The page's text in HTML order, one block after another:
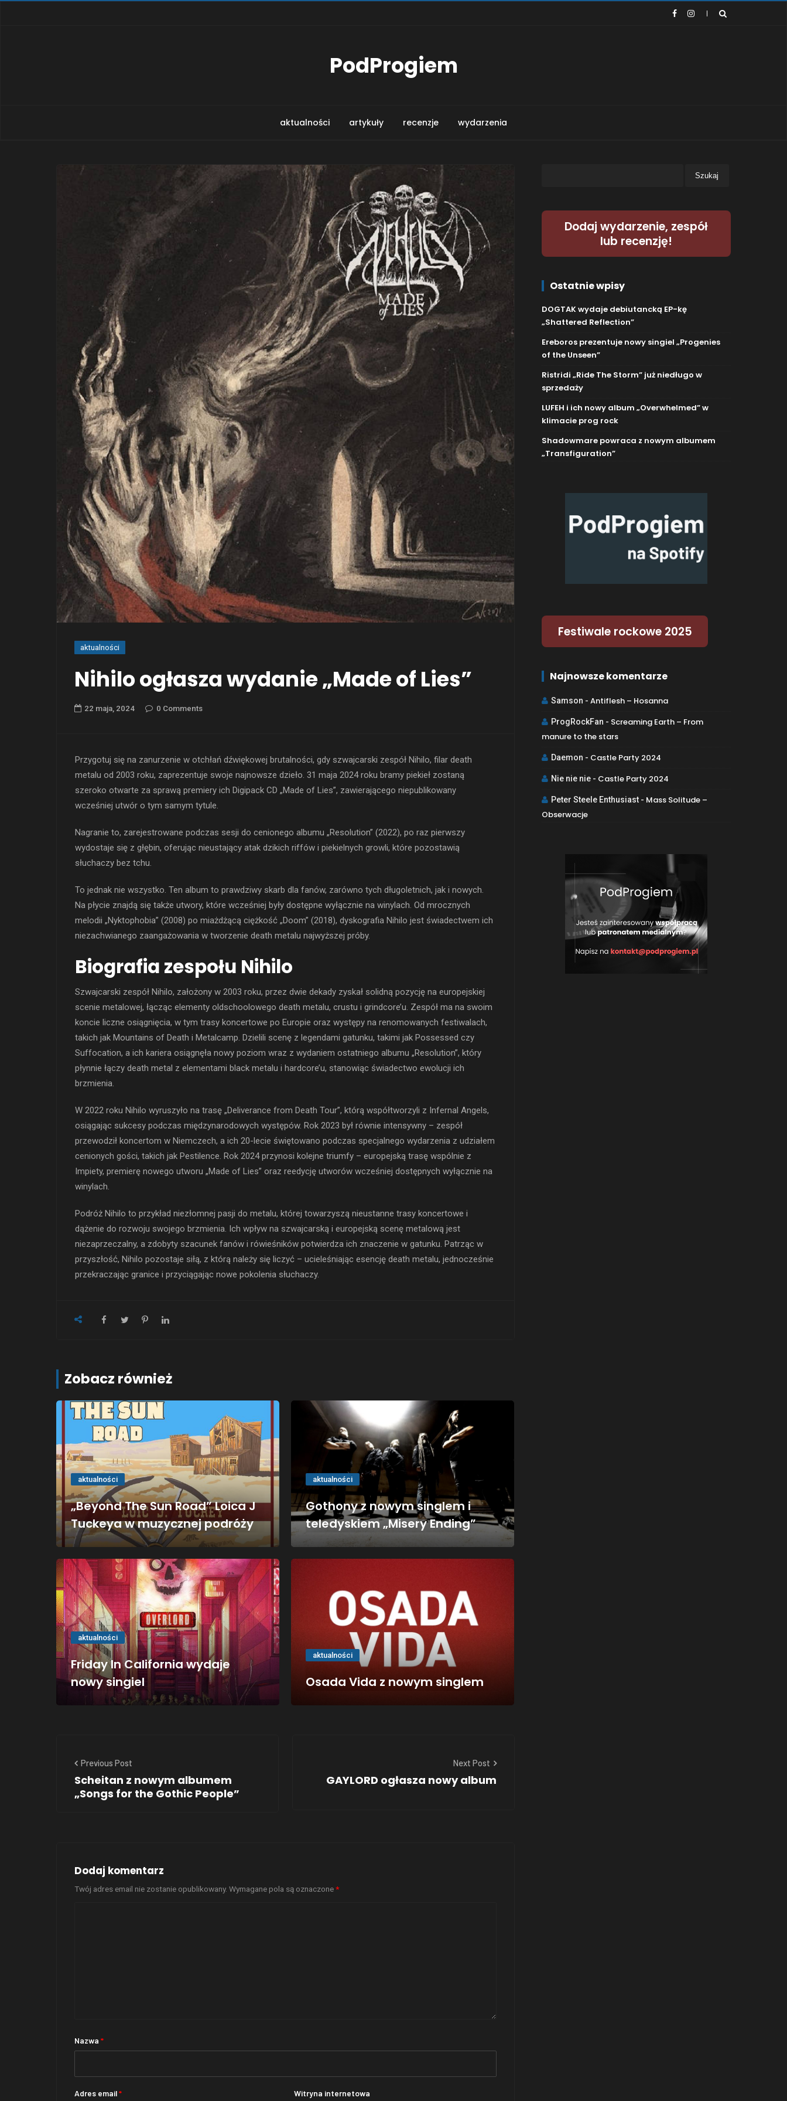
PodProgiem
aktualności artykuły recenzje wydarzenia
aktualności
Nihilo ogłasza wydanie „Made of Lies”
22 maja, 2024 0 Comments
Przygotuj się na zanurzenie w otchłań dźwiękowej brutalności, gdy szwajcarski zespół Nihilo, filar death
metalu od 2003 roku, zaprezentuje swoje najnowsze dzieło. 31 maja 2024 roku bramy piekieł zostaną
szeroko otwarte za sprawą premiery ich Digipack CD „Made of Lies”, zawierającego niepublikowany
wcześniej utwór o tym samym tytule.
Nagranie to, zarejestrowane podczas sesji do cenionego albumu „Resolution” (2022), po raz pierwszy
wydostaje się z głębin, oferując nieustający atak dzikich riffów i piekielnych growli, które pozostawią
słuchaczy bez tchu.
To jednak nie wszystko. Ten album to prawdziwy skarb dla fanów, zarówno tych długoletnich, jak i nowych.
Na płycie znajdą się także utwory, które wcześniej były dostępne wyłącznie na winylach. Od mrocznych
melodii „Nyktophobia” (2008) po miażdżącą ciężkość „Doom” (2018), dyskografia Nihilo jest świadectwem ich
niezachwianego zaangażowania w tworzenie death metalu najwyższej próby.
Biografia zespołu Nihilo
Szwajcarski zespół Nihilo, założony w 2003 roku, przez dwie dekady zyskał solidną pozycję na europejskiej
scenie metalowej, łącząc elementy oldschoolowego death metalu, crustu i grindcore’u. Zespół ma na swoim
koncie liczne osiągnięcia, w tym trasy koncertowe po Europie oraz występy na renomowanych festiwalach,
takich jak Mountains of Death i Metalcamp. Dzielili scenę z legendami gatunku, takimi jak Possessed czy
Suffocation, a ich kariera osiągnęła nowy poziom wraz z wydaniem ostatniego albumu „Resolution”, który
płynnie łączy death metal z elementami black metalu i hardcore’u, stanowiąc świadectwo ewolucji ich
brzmienia.
W 2022 roku Nihilo wyruszyło na trasę „Deliverance from Death Tour”, którą współtworzyli z Infernal Angels,
osiągając sukcesy podczas międzynarodowych występów. Rok 2023 był równie intensywny – zespół
przewodził koncertom w Niemczech, a ich 20-lecie świętowano podczas specjalnego wydarzenia z udziałem
cenionych gości, takich jak Pestilence. Rok 2024 przynosi kolejne triumfy – europejską trasę wspólnie z
Impiety, premierę nowego utworu „Made of Lies” oraz reedycję utworów wcześniej dostępnych wyłącznie na
winylach.
Podróż Nihilo to przykład niezłomnej pasji do metalu, której towarzyszą nieustanne trasy koncertowe i
dążenie do rozwoju swojego brzmienia. Ich wpływ na szwajcarską i europejską scenę metalową jest
niezaprzeczalny, a zdobyty szacunek fanów i rówieśników potwierdza ich znaczenie w gatunku. Patrząc w
przyszłość, Nihilo pozostaje siłą, z którą należy się liczyć – ucieleśniając esencję death metalu, jednocześnie
przekraczając granice i przyciągając nowe pokolenia słuchaczy.
Zobacz również
aktualności
„Beyond The Sun Road” Loica J
Tuckeya w muzycznej podróży
aktualności
Gothony z nowym singlem i
teledyskiem „Misery Ending”
aktualności
Friday In California wydaje
nowy singiel
aktualności
Osada Vida z nowym singlem
Previous Post
Scheitan z nowym albumem
„Songs for the Gothic People”
Next Post
GAYLORD ogłasza nowy album
Dodaj komentarz
Twój adres email nie zostanie opublikowany. Wymagane pola są oznaczone*
Nazwa *
Adres email* Witryna internetowa
Dodaj wydarzenie, zespół
lub recenzję!
Ostatnie wpisy
DOGTAK wydaje debiutancką EP-kę
„Shattered Reflection”
Ereboros prezentuje nowy singiel „Progenies
of the Unseen”
Ristridi „Ride The Storm” już niedługo w
sprzedaży
LUFEH i ich nowy album „Overwhelmed” w
klimacie prog rock
Shadowmare powraca z nowym albumem
„Transfiguration”
Festiwale rockowe 2025
Najnowsze komentarze
Samson -Antiflesh – Hosanna
ProgRockFan - Screaming Earth – From
manure to the stars
Daemon - Castle Party 2024
Nie nie nie - Castle Party 2024
Peter Steele Enthusiast - Mass Solitude –
Obserwacje